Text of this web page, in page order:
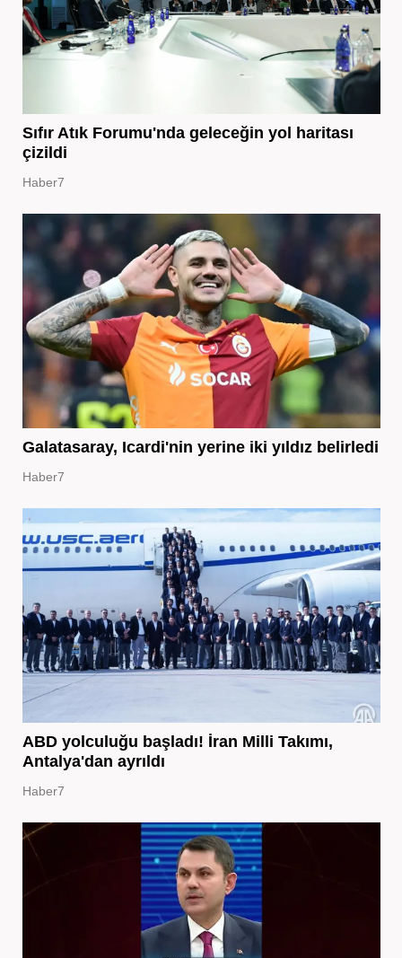
Sıfır Atık Forumu'nda geleceğin yol haritası
çizildi
Haber7
Galatasaray, Icardi'nin yerine iki yıldız belirledi
Haber7
ABD yolculuğu başladı! İran Milli Takımı,
Antalya'dan ayrıldı
Haber7